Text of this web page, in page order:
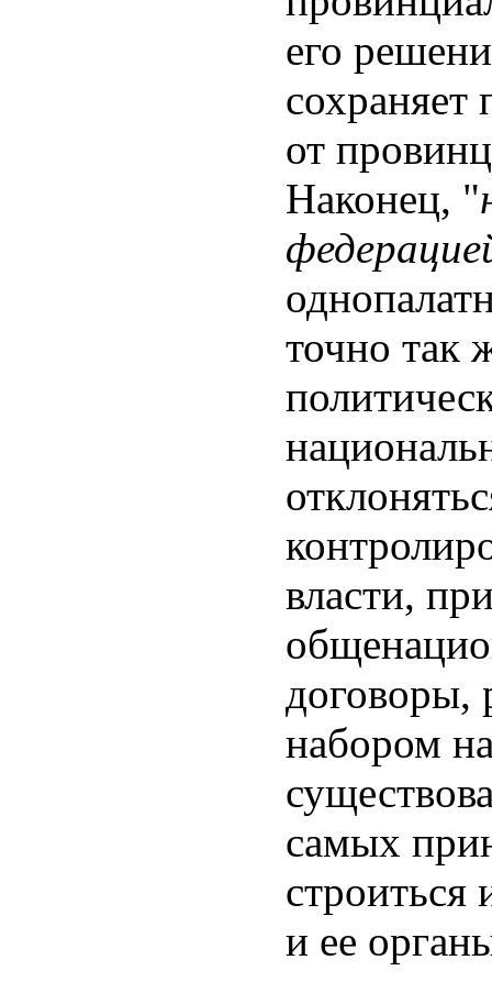
его
сохраняет
от
Наконец, "
точно так
власти,
договоры,
набором
самых
строиться
и ее